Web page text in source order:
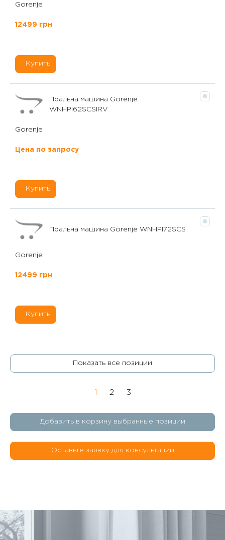
Gorenje
12499 грн
Купить
Пральна машина Gorenje
WNHPI62SCSIRV
Gorenje
Цена по запросу
Купить
Пральна машина Gorenje WNHPI72SCS
Gorenje
12499 грн
Купить
Показать все позиции
1 2 3
Добавить в корзину выбранные позиции
Оставьте заявку для консультации